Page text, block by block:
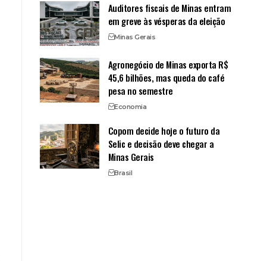
Auditores fiscais de Minas entram
em greve às vésperas da eleição
Minas Gerais
Agronegócio de Minas exporta R$
45,6 bilhões, mas queda do café
pesa no semestre
Economia
Copom decide hoje o futuro da
Selic e decisão deve chegar a
Minas Gerais
Brasil